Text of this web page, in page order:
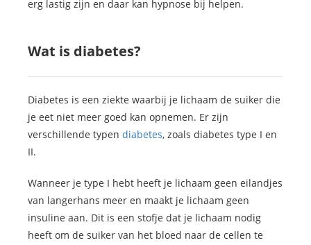
erg lastig zijn en daar kan hypnose bij helpen.
Wat is diabetes?
Diabetes is een ziekte waarbij je lichaam de suiker die
je eet niet meer goed kan opnemen. Er zijn
verschillende typen diabetes, zoals diabetes type I en
II.
Wanneer je type I hebt heeft je lichaam geen eilandjes
van langerhans meer en maakt je lichaam geen
insuline aan. Dit is een stofje dat je lichaam nodig
heeft om de suiker van het bloed naar de cellen te